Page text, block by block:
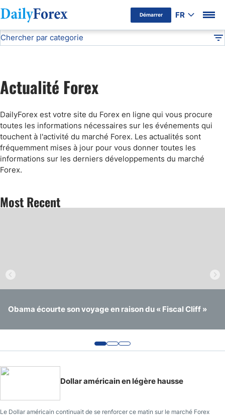
Démarrer FR
Avertissement Publicitaire
Chercher par categorie
Dummy - Expo
Dummy - Fundamental
Dummy - Technical
Actualité Forex
DailyForex est votre site du Forex en ligne qui vous procure
toutes les informations nécessaires sur les événements qui
touchent à l'activité du marché Forex. Les actualités sont
fréquemment mises à jour pour vous donner toutes les
informations sur les derniers développements du marché
Forex.
Most Recent
Obama écourte son voyage en raison du « Fiscal Cliff »
La tendance du yen reste intacte malgré une légère
hausse
Les problèmes espagnols font plafonner l'euro
Dollar américain en légère hausse
Le Dollar américain continuait de se renforcer ce matin sur le marché Forex